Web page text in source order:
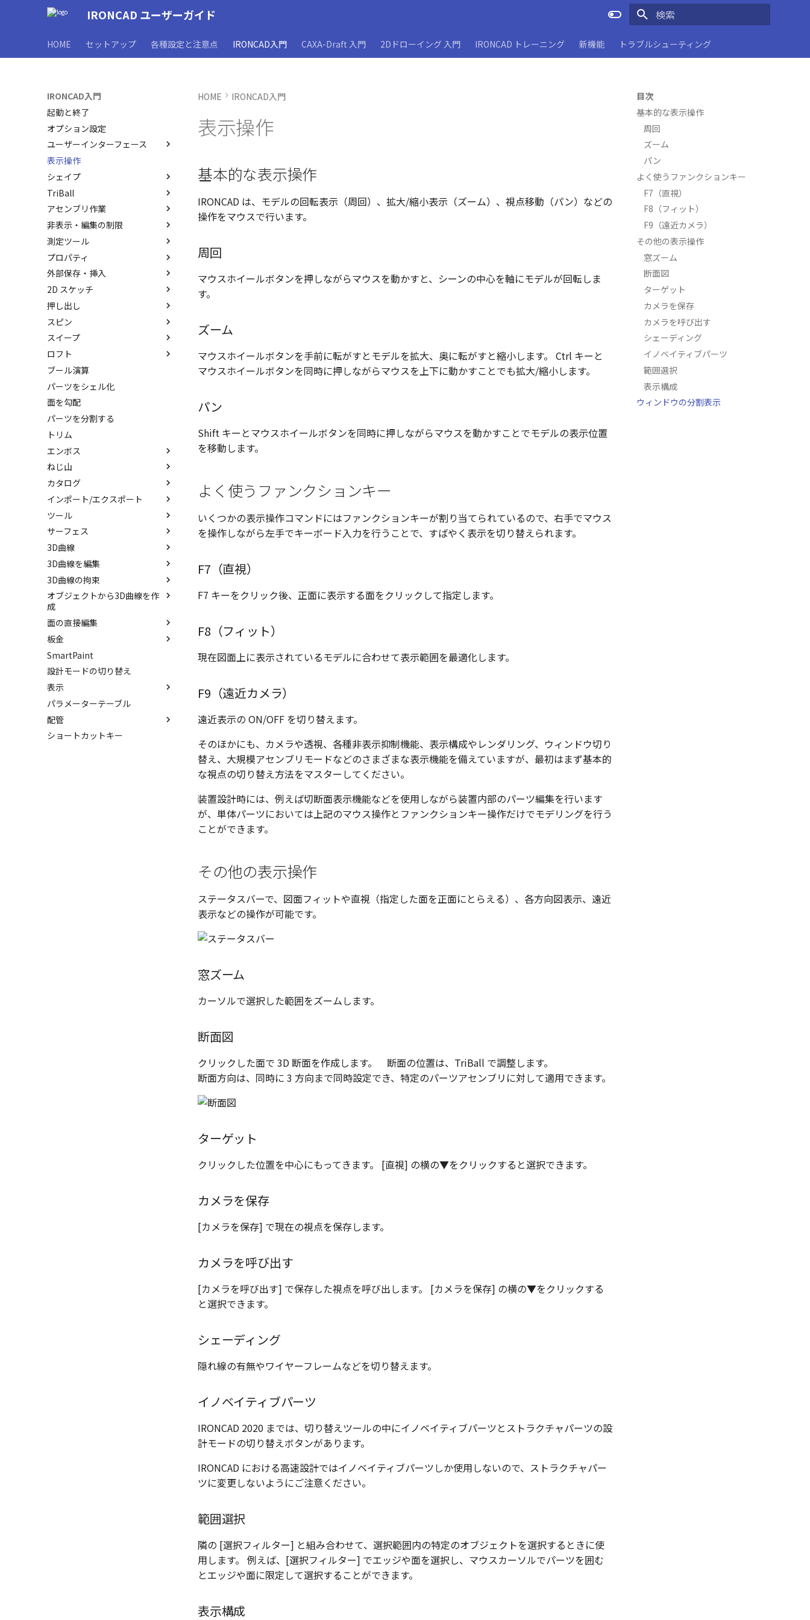
IRONCAD ユーザーガイド
HOME セットアップ 各種設定と注意点 IRONCAD入門 CAXA-Draft 入門 2Dドローイング 入門 IRONCAD トレーニング 新機能 トラブルシューティング
IRONCAD入門
起動と終了
オプション設定
ユーザーインターフェース
ユーザーインターフェースと各
部名称
インターフェースのカスタマイ
ズ
表示操作
シェイプ
IRONCAD で扱う要素
要素の選択方法
カタログからのドラッグ＆ドロ
ップによるモデリング
SmartSnap（スマートスナッ
プ）機能
IntelliShape のサイズ編集
カーネルの切り替え
ストラクチャパーツについて
アクティブに設定
内部リンク
要素の置き換え
TriBall
TriBallとは
起動と解除
軸ハンドル（直線移動）
平面ハンドル（面移動）
中心ハンドル（点移動）
向きハンドル（向きの変更）
回転
リンクコピーについて
パターン（配列）について
TriBallのみ移動モード
練習問題 1
練習問題 2
アセンブリ作業
アセンブリの作成と解除
アセンブリ構造の変更
アセンブリミラー
アセンブリフィーチャ 押し出
しカット
アセンブリフィーチャ 穴
ベンド
非表示・編集の制限
概要
非表示
抑制[非表示]
ゴーストパーツに設定
その他の機能
測定ツール
SmartDimension
その他の測定ツール
Triball 機能で寸法作成
プロパティ
パーツ プロパティ
アセンブリ プロパティ
既定のプロパティ項目の活用
カスタムプロパティ
外部保存・挿入
外部保存
挿入
2D スケッチ
2Dシェイプ
作図
編集
移動/コピー
回転
サイズ変更
オフセット
ミラー
直線配列/円形配列
フィレット
延長
分割
トリム
重複を削除
隙間を検索
DWG/DXF のインポート
拘束
表示
押し出し
押し出し
押し出しウィザード
簡単押し出し
選択した面を押し出し
スケッチを抽出
スピン
スピン
スピンウィザード
簡単スピン
スケッチを抽出
スイープ
スイープ
スイープウィザード
簡単スイープ
スケッチを抽出
ロフト
ロフト
ロフトウィザード
簡単ロフト
ガイドラインを使用したロフト
スケッチを抽出
ブール演算
パーツをシェル化
面を勾配
パーツを分割する
トリム
エンボス
エンボス
ラップエンボス
ねじ山
ねじ山
略図ねじ山
カタログ
カタログ
カタログセット
お気に入りカタログ
パーツの入れ替え
ProActiveBOM
カタログの右クリックメニュー
インポート/エクスポート
インポート
エクスポート
ツール
配置拘束
拘束関係の表示
親に固定
メカニズムモード
干渉チェック
解析
√aエラーチェック
隙間チェック
再生成
表示を再作成
抑制[非表示]
ゴーストパーツに設定
シェイプを合体
面を IntelliShape に変換
サーフェス
サーフェスを作成
スピン サーフェス
スイープ サーフェス
ロフト サーフェス
ルールド サーフェス
面からサーフェスを作成
メッシュサーフェス
面間フィレット
凝固
縫合
パッチ
3D曲線
直線
円
円弧
長方形
多角形
点
楕円
スプライン
らせん
サーフェス上のスプライン
動的フィレット
Triballで点を挿入
3D曲線を編集
トリム
移動
フィレット/面取り
サイズ変更
配列
ミラー
軸でミラー
回転
3D曲線の拘束
3D曲線に寸法を指定
3D曲線に拘束を設定
オブジェクトから3D曲線を作
成
3D 曲線を編集
3D 曲線を作成
交差曲線
投影曲線
曲線をラップ
アイソパラメトリック曲線
ブリッジ曲線
面の直接編集
面を移動
面を削除
面をマッチ
面をオフセット
面の半径を編集
面を分割
板金
展開/展開解除
ロフト
スケッチベンドの作成
切り抜き
成形ツール
ベンド角
SmartPaint
設計モードの切り替え
表示
スポイトへ抽出
今すぐレンダリング
アニメーション
パラメーターテーブル
配管
配管コマンド
ショートカットキー
目次
基本的な表示操作
周回
ズーム
パン
よく使うファンクションキー
F7（直視）
F8（フィット）
F9（遠近カメラ）
その他の表示操作
窓ズーム
断面図
ターゲット
カメラを保存
カメラを呼び出す
シェーディング
イノベイティブパーツ
範囲選択
表示構成
ウィンドウの分割表示
HOME IRONCAD入門
表示操作
基本的な表示操作
IRONCAD は、モデルの回転表示（周回）、拡大/縮小表示（ズーム）、視点移動（パン）などの
操作をマウスで行います。
周回
マウスホイールボタンを押しながらマウスを動かすと、シーンの中心を軸にモデルが回転しま
す。
ズーム
マウスホイールボタンを手前に転がすとモデルを拡大、奥に転がすと縮小します。 Ctrl キーと
マウスホイールボタンを同時に押しながらマウスを上下に動かすことでも拡大/縮小します。
パン
Shift キーとマウスホイールボタンを同時に押しながらマウスを動かすことでモデルの表示位置
を移動します。
よく使うファンクションキー
いくつかの表示操作コマンドにはファンクションキーが割り当てられているので、右手でマウス
を操作しながら左手でキーボード入力を行うことで、すばやく表示を切り替えられます。
F7（直視）
F7 キーをクリック後、正面に表示する面をクリックして指定します。
F8（フィット）
現在図面上に表示されているモデルに合わせて表示範囲を最適化します。
F9（遠近カメラ）
遠近表示の ON/OFF を切り替えます。
そのほかにも、カメラや透視、各種非表示抑制機能、表示構成やレンダリング、ウィンドウ切り
替え、大規模アセンブリモードなどのさまざまな表示機能を備えていますが、最初はまず基本的
な視点の切り替え方法をマスターしてください。
装置設計時には、例えば切断面表示機能などを使用しながら装置内部のパーツ編集を行います
が、単体パーツにおいては上記のマウス操作とファンクションキー操作だけでモデリングを行う
ことができます。
その他の表示操作
ステータスバーで、図面フィットや直視（指定した面を正面にとらえる）、各方向図表示、遠近
表示などの操作が可能です。
窓ズーム
カーソルで選択した範囲をズームします。
断面図
クリックした面で 3D 断面を作成します。 断面の位置は、TriBall で調整します。
断面方向は、同時に 3 方向まで同時設定でき、特定のパーツアセンブリに対して適用できます。
ターゲット
クリックした位置を中心にもってきます。 [直視] の横の▼をクリックすると選択できます。
カメラを保存
[カメラを保存] で現在の視点を保存します。
カメラを呼び出す
[カメラを呼び出す] で保存した視点を呼び出します。 [カメラを保存] の横の▼をクリックする
と選択できます。
シェーディング
隠れ線の有無やワイヤーフレームなどを切り替えます。
イノベイティブパーツ
IRONCAD 2020 までは、切り替えツールの中にイノベイティブパーツとストラクチャパーツの設
計モードの切り替えボタンがあります。
IRONCAD における高速設計ではイノベイティブパーツしか使用しないので、ストラクチャパー
ツに変更しないようにご注意ください。
範囲選択
隣の [選択フィルター] と組み合わせて、選択範囲内の特定のオブジェクトを選択するときに使
用します。 例えば、[選択フィルター] でエッジや面を選択し、マウスカーソルでパーツを囲む
とエッジや面に限定して選択することができます。
表示構成